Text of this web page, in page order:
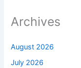
Archives
August 2026
July 2026